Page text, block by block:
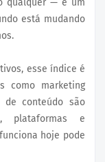
qualquer — é um
está mudando
esse índice é
como marketing
de conteúdo são
plataformas e
hoje pode